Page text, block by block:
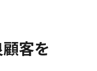
客を